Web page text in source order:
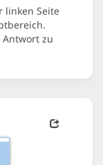
linken Seite
Antwort zu